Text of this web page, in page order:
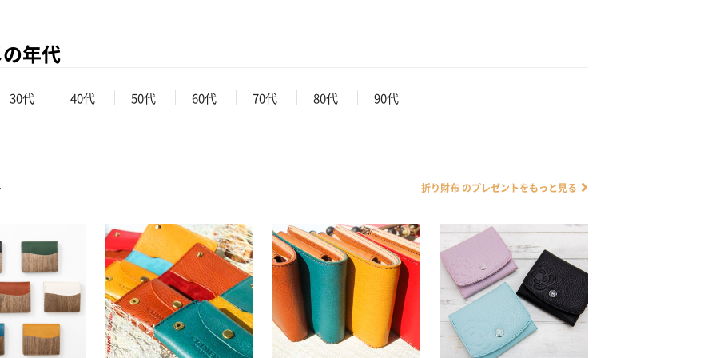
年代
30代 40代 50代 60代 70代 80代 90代
折り財布 のプレゼントをもっと見る